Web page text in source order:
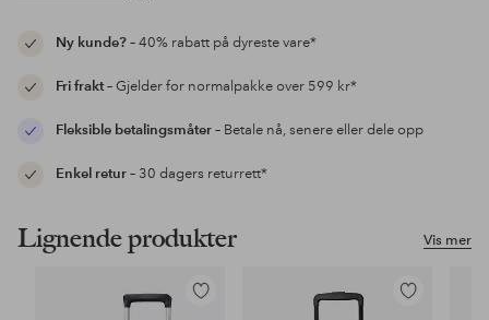
Ny kunde?– 40% rabatt på dyreste vare*
Fri frakt– Gjelder for normalpakke over 599 kr*
Fleksible betalingsmåter– Betale nå, senere eller dele opp
Enkel retur– 30 dagers returrett*
Vis mer
Lignende produkter
Legg
Legg